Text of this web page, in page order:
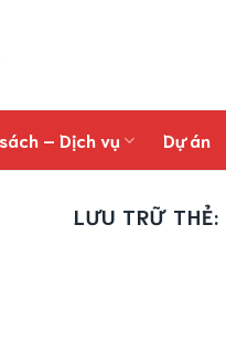
– Dịch vụ Dự án
LƯU TRỮ THẺ: